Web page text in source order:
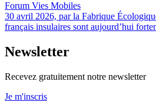
Forum Vies Mobiles
30 avril 2026, par la Fabrique
français insulaires sont aujourd’hui
Newsletter
Recevez gratuitement notre newsletter
Je m'inscris